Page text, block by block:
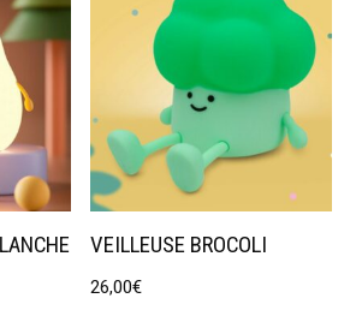
VEILLEUSE BROCOLI
26,00€